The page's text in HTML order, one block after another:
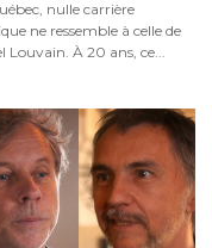
nulle carrière
ne ressemble à celle de
Louvain. À 20 ans, ce...